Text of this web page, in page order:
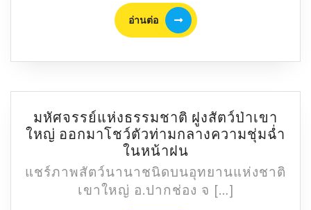
ภาค
ออก
ที่
เจ
พาร์
ศรีราชา
อ่านต่อ
อ่าน
ต่อ
มหัศจรรย์แห่งธรรมชาติ ฝูงสัตว์ป่าเขา
ใหญ่ ออกมาโชว์ตัวท่ามกลางความชุ่มฉ่ำ
ในหน้าฝนมหัศจรรย์
แห่ง
ธรรมชาติ
ฝูง
แชร์ภาพสัตว์นานาชนิดบนอุทยานแห่งชาติ
เขาใหญ่ อ.ปากช่อง จ […]